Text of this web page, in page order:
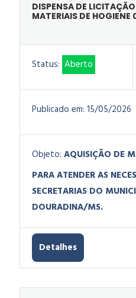
DISPENSA DE
MATERIAIS DE
Status: Aberto
Publicado em: 15/05/2026
Objeto: AQUISIÇÃO DE
PARA ATENDER AS
SECRETARIAS DO
DOURADINA/MS.
Detalhes